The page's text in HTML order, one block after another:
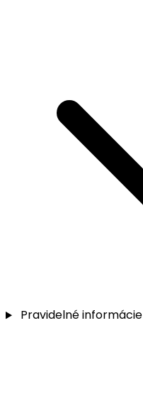
Pravidelné informácie